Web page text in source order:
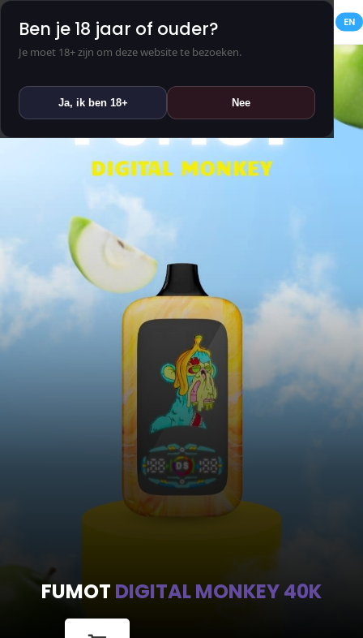
Ben je 18 jaar of ouder?
Je moet 18+ zijn om deze website te bezoeken.
Ja, ik ben 18+ Nee
EN
FUMOT DIGITAL MONKEY 40K